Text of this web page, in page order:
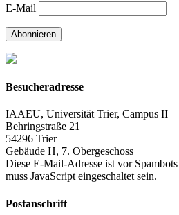
E-Mail
Abonnieren
Besucheradresse
IAAEU, Universität Trier, Campus II
Behringstraße 21
54296 Trier
Gebäude H, 7. Obergeschoss
Diese E-Mail-Adresse ist vor
muss JavaScript eingeschaltet sein.
Postanschrift